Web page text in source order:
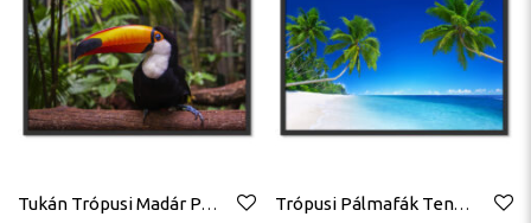
Tukán Trópusi Madár Poszter
Trópusi Pálmafák Tengerpart Poszter